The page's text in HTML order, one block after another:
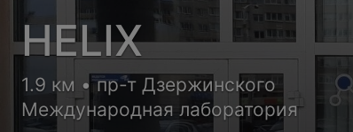
HELIX
1.9 км • пр-т Дзержинского
Международная лаборатория